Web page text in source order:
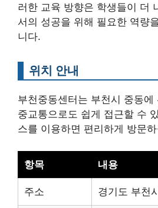
러한 교육 방향은 학생들이 더
서의 성공을 위해 필요한 역량
니다.
위치 안내
부천중동센터는 부천시 중동에
중교통으로도 쉽게 접근할 수
스를 이용하면 편리하게 방문
항목 내용
주소 경기도 부천